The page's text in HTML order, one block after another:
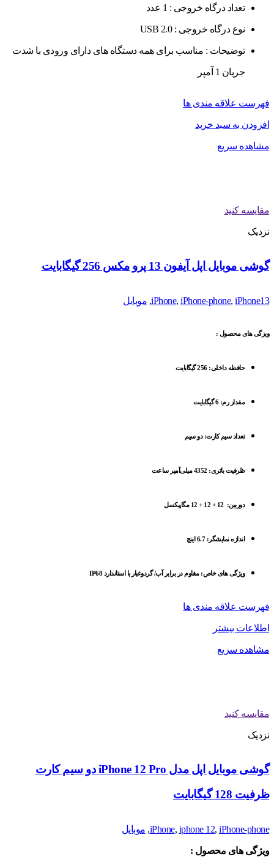
تعداد درگاه خروجی : 1 عدد
نوع درگاه خروجی :USB 2.0
توضیحات : مناسب برای همه دستگاه های دارای ورودی با شدت
جریان 1 آمپر
فهرست علاقه مندی ها
افزودن به سبد خرید
مشاهده سریع
مقایسه کنید
نزدیک
گوشی موبایل اپل آیفون 13 پرو مکس 256 گیگابایت
iPhone, iPhone-phone, iPhone13
, موبایل
ویزگی های محصول :
حافظه داخلی: 256 گیگابایت
مقدار رم: 6 گیگابایت
تعداد سیم کارت: دو سیم
ظرفیت باتری: 4352 میلی‌آمپر ساعت
دوربین: 12 + 12 + 12 مگاپیکسل
اندازه نمایشگر: 6.7 اینچ
ویژگی های خاص: مقاوم در برابر آب/ گرد‌و‌غبار با استاندارد IP68
فهرست علاقه مندی ها
اطلاعات بیشتر
مشاهده سریع
مقایسه کنید
نزدیک
گوشی موبایل اپل مدل iPhone 12 Pro دو سیم‌ کارت
ظرفیت 128 گیگابایت
iPhone, iphone 12, iPhone-phone
, موبایل
ویژگی های محصول :